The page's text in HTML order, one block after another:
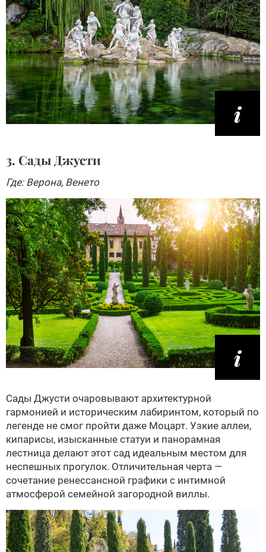
3. Сады Джусти
Где: Верона, Венето
Сады Джусти очаровывают архитектурной
гармонией и историческим лабиринтом, который по
легенде не смог пройти даже Моцарт. Узкие аллеи,
кипарисы, изысканные статуи и панорамная
лестница делают этот сад идеальным местом для
неспешных прогулок. Отличительная черта —
сочетание ренессансной графики с интимной
атмосферой семейной загородной виллы.